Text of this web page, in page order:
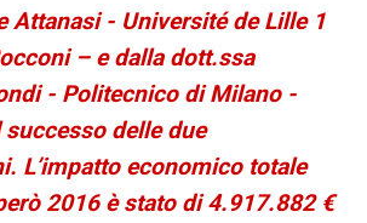
Attanasi - Université de Lille 1
– e dalla dott.ssa
- Politecnico di Milano -
delle due
L’impatto economico totale
2016 è stato di 4.917.882 €